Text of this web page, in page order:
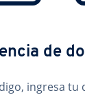
de
ingresa